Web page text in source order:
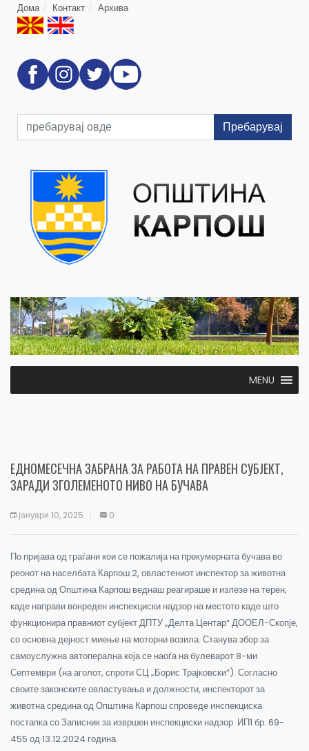
Дома Контакт Архива
Пребарувај
MENU
ЕДНОМЕСЕЧНА ЗАБРАНА ЗА РАБОТА НА ПРАВЕН СУБЈЕКТ,
ЗАРАДИ ЗГОЛЕМЕНОТО НИВО НА БУЧАВА
јануари 10, 2025 0
По пријава од граѓани кои се пожалија на прекумерната бучава во
реонот на населбата Карпош 2, овластениот инспектор за животна
средина од Општина Карпош веднаш реагираше и излезе на терен,
каде направи вонреден инспекциски надзор на местото каде што
функционира правниот субјект ДПТУ „Делта Центар“ ДООЕЛ-Скопје,
со основна дејност миење на моторни возила. Станува збор за
самоуслужна автоперална која се наоѓа на булеварот 8-ми
Септември (на аголот, спроти СЦ „Борис Трајковски“). Согласно
своите законските овластувања и должности, инспекторот за
животна средина од Општина Карпош спроведе инспекциска
постапка со Записник за извршен инспекциски надзор ИП1 бр. 69-
455 од 13.12.2024 година.